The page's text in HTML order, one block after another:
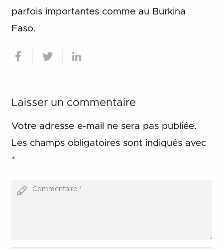
parfois importantes comme au Burkina
Faso.
Laisser un commentaire
Votre adresse e-mail ne sera pas publiée.
Les champs obligatoires sont indiqués avec
*